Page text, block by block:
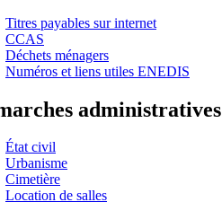
Titres payables sur internet
CCAS
Déchets ménagers
Numéros et liens utiles ENEDIS
administratives
État civil
Urbanisme
Cimetière
Location de salles